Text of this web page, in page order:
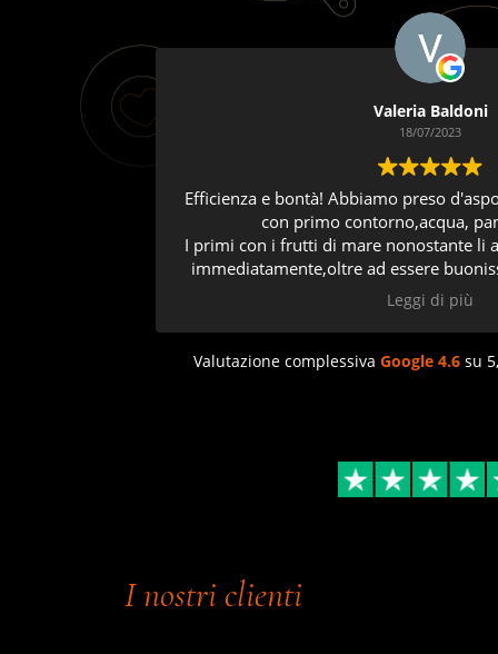
Valeria Baldoni
18/07/2023
Efficienza e bontà! Abbiamo preso
con primo contorno,acqua,
I primi con i frutti di mare nonostante li abbiamo consumati non
immediatamente,oltre ad essere
perfettamente senza essere
Possibilità di scelta dei
La qualità fa la differenza
E i prezzi sono accessibili
Si vede proprio che ci mettete il
Leggi di più
Valutazione complessiva Google 4.6su 5,
I nostri clienti